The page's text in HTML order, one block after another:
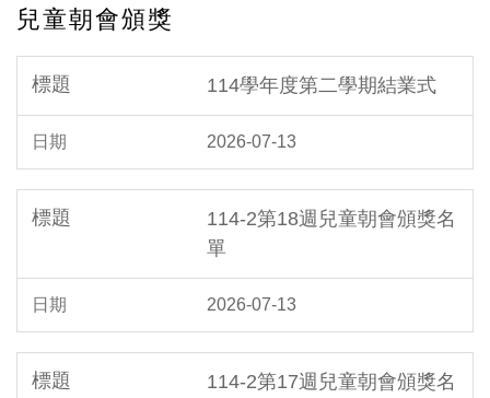
兒童朝會頒獎
114學年度第二學期結業式
2026-07-13
114-2第18週兒童朝會頒獎名
單
2026-07-13
114-2第17週兒童朝會頒獎名